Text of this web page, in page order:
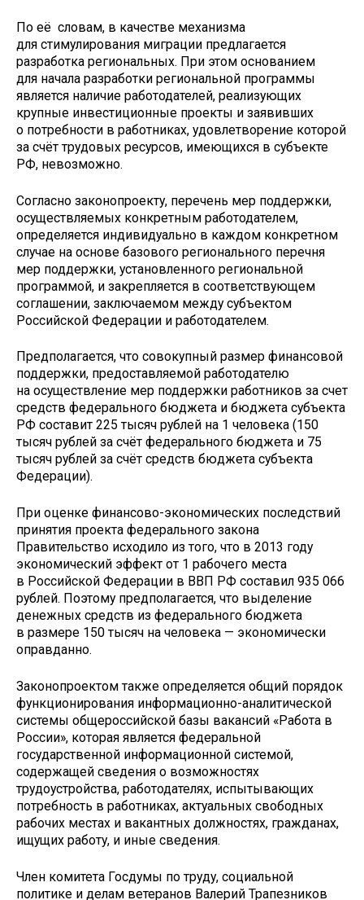
По её словам, в качестве механизма
для стимулирования миграции предлагается
разработка региональных. При этом основанием
для начала разработки региональной программы
является наличие работодателей, реализующих
крупные инвестиционные проекты и заявивших
о потребности в работниках, удовлетворение которой
за счёт трудовых ресурсов, имеющихся в субъекте
РФ, невозможно.
Согласно законопроекту, перечень мер поддержки,
осуществляемых конкретным работодателем,
определяется индивидуально в каждом конкретном
случае на основе базового регионального перечня
мер поддержки, установленного региональной
программой, и закрепляется в соответствующем
соглашении, заключаемом между субъектом
Российской Федерации и работодателем.
Предполагается, что совокупный размер финансовой
поддержки, предоставляемой работодателю
на осуществление мер поддержки работников за счет
средств федерального бюджета и бюджета субъекта
РФ составит 225 тысяч рублей на 1 человека (150
тысяч рублей за счёт федерального бюджета и 75
тысяч рублей за счёт средств бюджета субъекта
Федерации).
При оценке финансово-экономических последствий
принятия проекта федерального закона
Правительство исходило из того, что в 2013 году
экономический эффект от 1 рабочего места
в Российской Федерации в ВВП РФ составил 935 066
рублей. Поэтому предполагается, что выделение
денежных средств из федерального бюджета
в размере 150 тысяч на человека — экономически
оправданно.
Законопроектом также определяется общий порядок
функционирования информационно-аналитической
системы общероссийской базы вакансий «Работа в
России», которая является федеральной
государственной информационной системой,
содержащей сведения о возможностях
трудоустройства, работодателях, испытывающих
потребность в работниках, актуальных свободных
рабочих местах и вакантных должностях, гражданах,
ищущих работу, и иные сведения.
Член комитета Госдумы по труду, социальной
политике и делам ветеранов Валерий Трапезников